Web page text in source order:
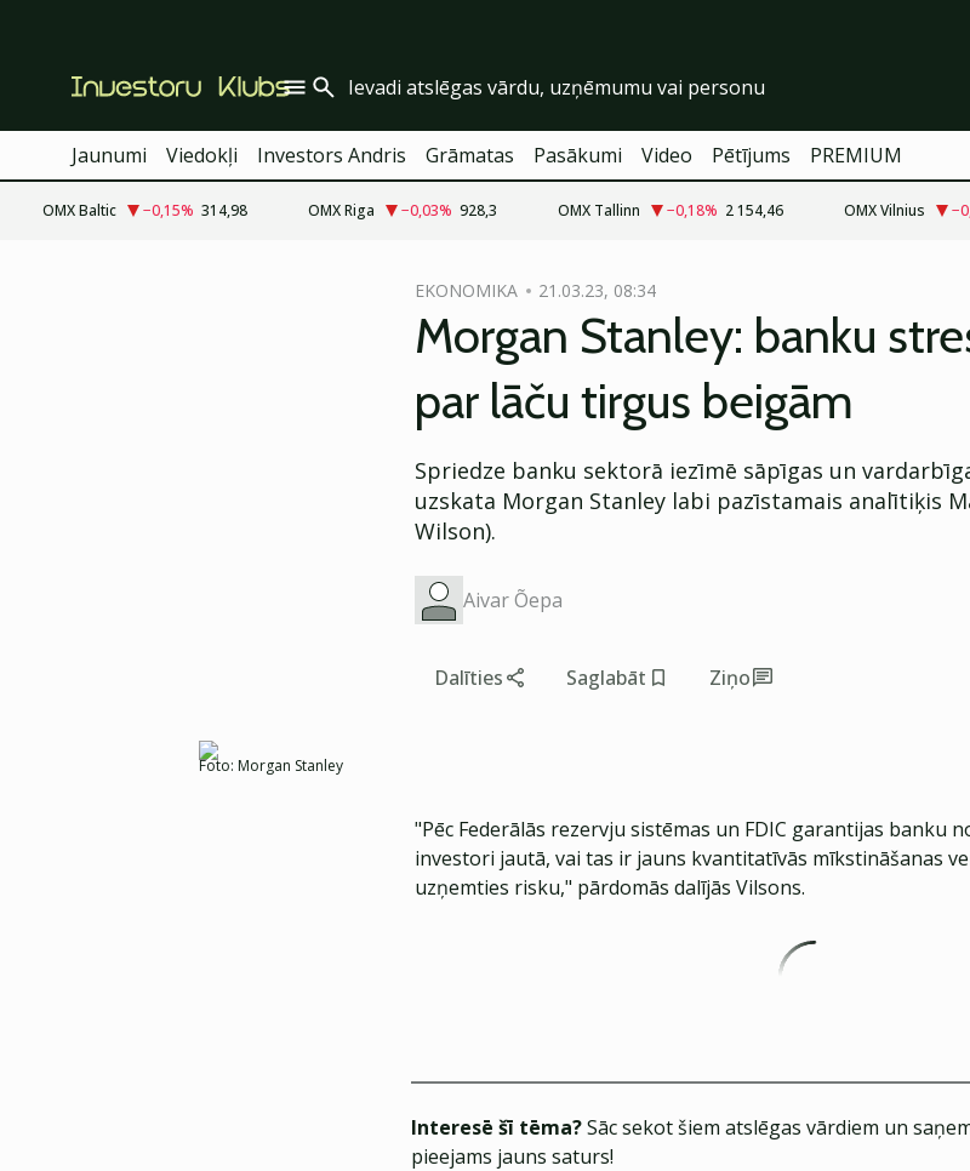
Jaunumi Viedokļi Investors Andris Grāmatas Pasākumi Video Pētījums PREMIUM
OMX Baltic −0,15% 314,98 OMX Riga −0,03% 928,3 OMX Tallinn −0,18% 2 154,46 OMX Vilnius
EKONOMIKA 21.03.23, 08:34
Morgan Stanley: banku
par lāču tirgus beigām
Spriedze banku sektorā iezīmē sāpīgas un
uzskata Morgan Stanley labi pazīstamais analītiķis
Wilson).
Aivar Õepa
Dalīties Saglabāt Ziņo
Foto: Morgan Stanley
"Pēc Federālās rezervju sistēmas un FDIC garantijas banku
investori jautā, vai tas ir jauns kvantitatīvās mīkstināšanas
uzņemties risku," pārdomās dalījās Vilsons.
Interesē šī tēma?Sāc sekot šiem atslēgas vārdiem un
pieejams jauns saturs!